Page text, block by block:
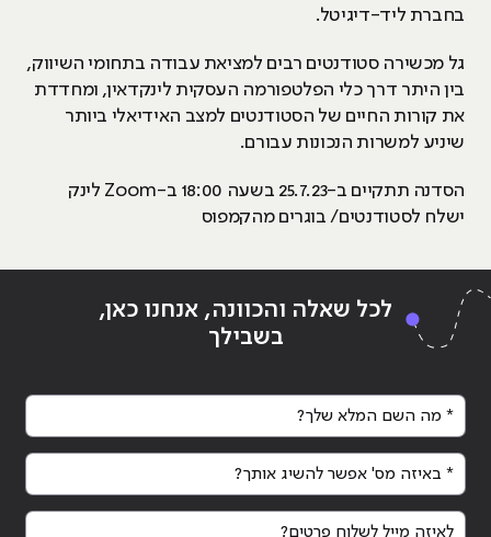
בחברת ליד-דיגיטל.
גל מכשירה סטודנטים רבים למציאת עבודה בתחומי השיווק,
בין היתר דרך כלי הפלטפורמה העסקית לינקדאין, ומחדדת
את קורות החיים של הסטודנטים למצב האידיאלי ביותר
שיניע למשרות הנכונות עבורם.
הסדנה תתקיים ב-25.7.23 בשעה 18:00 ב-Zoom לינק
ישלח לסטודנטים/ בוגרים מהקמפוס
לכל שאלה והכוונה, אנחנו כאן,
בשבילך
* מה השם המלא שלך?
* באיזה מס' אפשר להשיג אותך?
לאיזה מייל לשלוח פרטים?